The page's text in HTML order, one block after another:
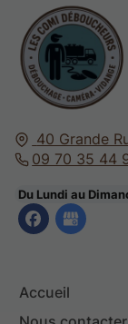
40 Grande
09 70 35 44
Du Lundi au
Accueil